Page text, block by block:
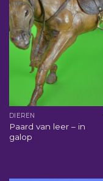
DIEREN
Paard van leer – in
galop